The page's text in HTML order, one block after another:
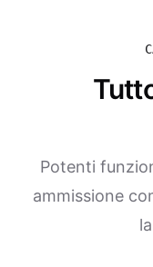
Potenti
ammissione